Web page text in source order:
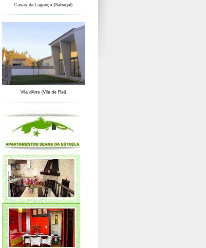
Casas da Lagariça (Sabugal)
Vila dArte (Vila de Rei)